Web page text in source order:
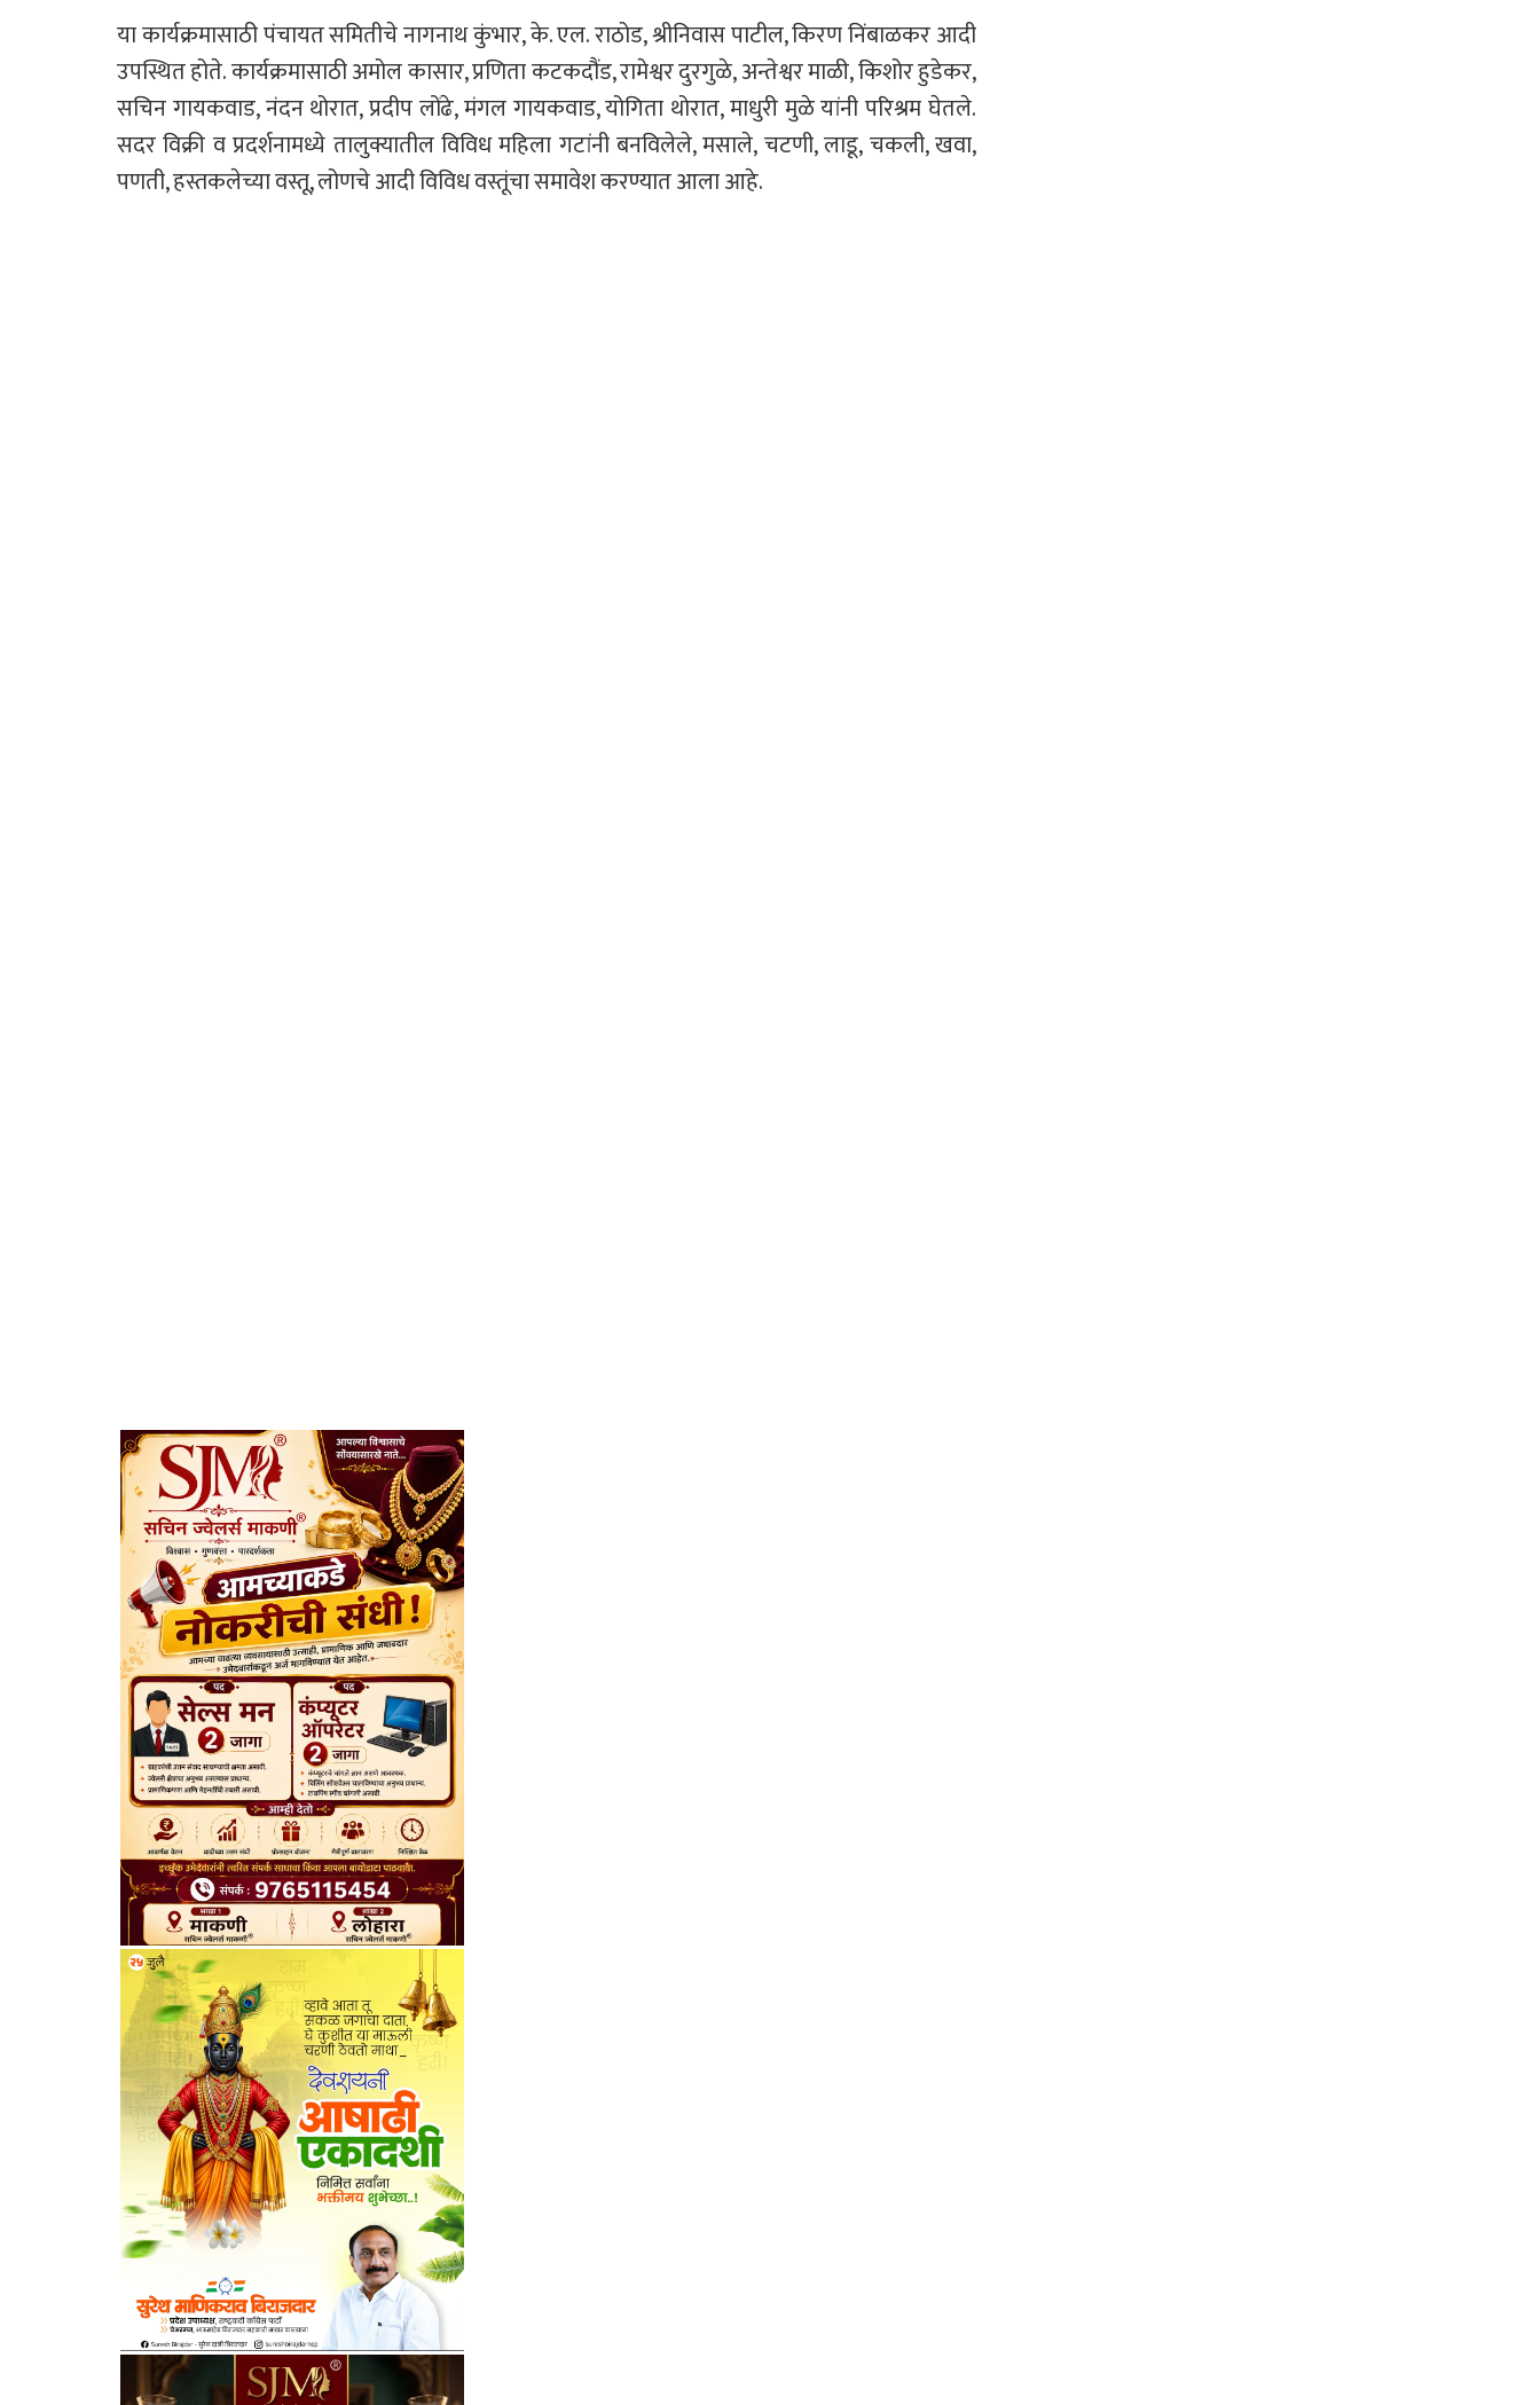
या कार्यक्रमासाठी पंचायत समितीचे नागनाथ कुंभार, के. एल. राठोड, श्रीनिवास पाटील, किरण निंबाळकर आदी
उपस्थित होते. कार्यक्रमासाठी अमोल कासार, प्रणिता कटकदौंड, रामेश्वर दुरगुळे, अन्तेश्वर माळी, किशोर हुडेकर,
सचिन गायकवाड, नंदन थोरात, प्रदीप लोंढे, मंगल गायकवाड, योगिता थोरात, माधुरी मुळे यांनी परिश्रम घेतले.
सदर विक्री व प्रदर्शनामध्ये तालुक्यातील विविध महिला गटांनी बनविलेले, मसाले, चटणी, लाडू, चकली, खवा,
पणती, हस्तकलेच्या वस्तू, लोणचे आदी विविध वस्तूंचा समावेश करण्यात आला आहे.